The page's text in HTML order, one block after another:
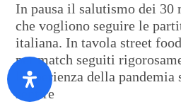
In pausa il salutismo dei
che vogliono seguire le
italiana. In tavola street
per match seguiti
l'esperienza della
sentire